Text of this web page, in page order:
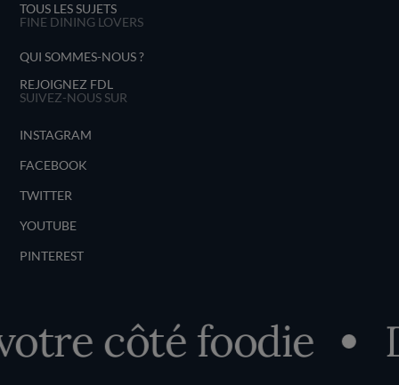
TOUS LES SUJETS
FINE DINING LOVERS
QUI SOMMES-NOUS ?
REJOIGNEZ FDL
SUIVEZ-NOUS SUR
INSTAGRAM
FACEBOOK
TWITTER
YOUTUBE
PINTEREST
côté foodie